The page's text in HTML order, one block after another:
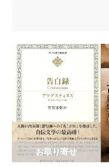
u8457u8005
お取り寄せ